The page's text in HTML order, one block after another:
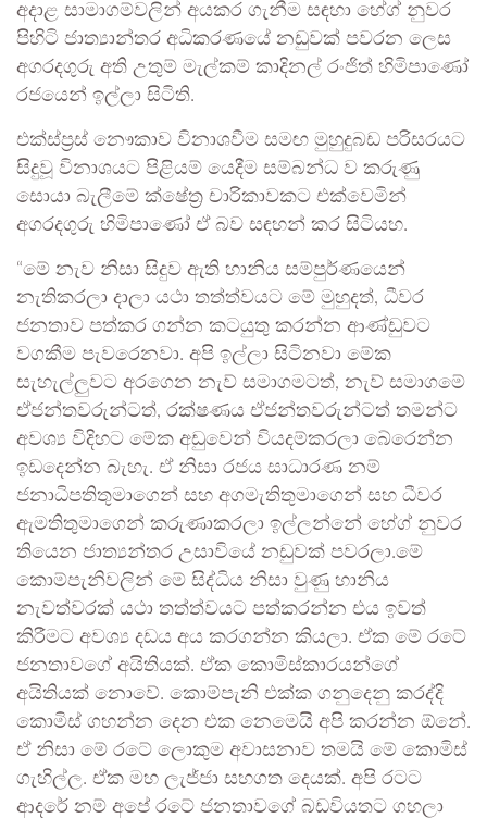
අදාළ සාමාගම්වලින් අයකර ගැනීම සඳහා හේග් නුවර
පිහිටි ජාත්‍යාන්තර අධිකරණයේ නඩුවක් පවරන ලෙස
අගරදගුරු අති උතුම් මැල්කම් කාදිනල් රංජිත් හිමිපාණෝ
රජයෙන් ඉල්ලා සිටිති.
එක්ස්ප්‍රස් නෞකාව විනාශවීම සමඟ මුහුදුබඩ පරිසරයට
සිදුවූ විනාශයට පිළියම් යෙදීම සම්බන්ධ ව කරුණු
සොයා බැලීමේ ක්ෂේත්‍ර චාරිකාවකට එක්වෙමින්
අගරදගුරු හිමිපාණෝ ඒ බව සඳහන් කර සිටියහ.
“මේ නැව නිසා සිදුව ඇති හානිය සම්පුර්ණයෙන්
නැතිකරලා දාලා යථා තත්ත්වයට මේ මුහුදත්, ධීවර
ජනතාව පත්කර ගන්න කටයුතු කරන්න ආණ්ඩුවට
වගකීම පැවරෙනවා. අපි ඉල්ලා සිටිනවා මේක
සැහැල්ලුවට අරගෙන නැව් සමාගමටත්, නැව් සමාගමේ
ඒජන්තවරුන්ටත්, රක්ෂණය ඒජන්තවරුන්ටත් තමන්ට
අවශ්‍ය විදිහට මේක අඩුවෙන් වියදම්කරලා බේරෙන්න
ඉඩදෙන්න බැහැ. ඒ නිසා රජය සාධාරණ නම්
ජනාධිපතිතුමාගෙන් සහ අගමැතිතුමාගෙන් සහ ධීවර
ඇමතිතුමාගෙන් කරුණාකරලා ඉල්ලන්නේ හේග් නුවර
තියෙන ජාත්‍යන්තර උසාවියේ නඩුවක් පවරලා.මේ
කොම්පැනිවලින් මේ සිද්ධිය නිසා වුණු හානිය
නැවත්වරක් යථා තත්ත්වයට පත්කරන්න එය ඉවත්
කිරීමට අවශ්‍ය දඩය අය කරගන්න කියලා. ඒක මේ රටේ
ජනතාවගේ අයිතියක්. ඒක කොමිස්කාරයන්ගේ
අයිතියක් නොවේ. කොම්පැනි එක්ක ගනුදෙනු කරද්දි
කොමිස් ගහන්න දෙන එක නෙමෙයි අපි කරන්න ඕනේ.
ඒ නිසා මේ රටේ ලොකුම අවාසනාව තමයි මේ කොමිස්
ගැහිල්ල. ඒක මහ ලැජ්ජා සහගත දෙයක්. අපි රටට
ආදරේ නම් අපේ රටේ ජනතාවගේ බඩවියතට ගහලා